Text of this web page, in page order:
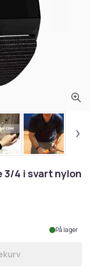
3/4 i svart nylon
På lager
til Fitbit